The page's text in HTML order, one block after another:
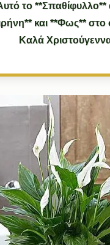
το **Σπαθίφυλλο**
και **Φως** στο
Καλά